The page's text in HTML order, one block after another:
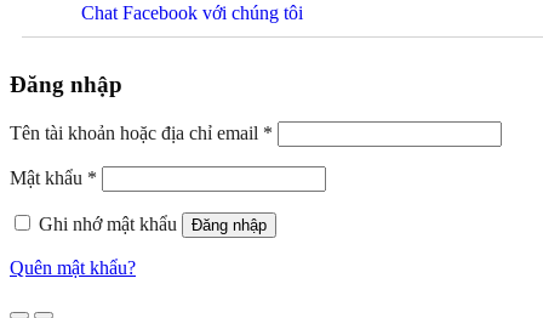
Chat Facebook với chúng tôi
Đăng nhập
Tên tài khoản hoặc địa chỉ email *
Mật khẩu *
Ghi nhớ mật khẩu Đăng nhập
Quên mật khẩu?